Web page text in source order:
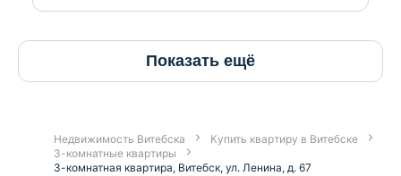
Показать ещё
Недвижимость Витебска
Купить квартиру в Витебске
3-комнатные квартиры
3-комнатная квартира, Витебск, ул. Ленина, д. 67